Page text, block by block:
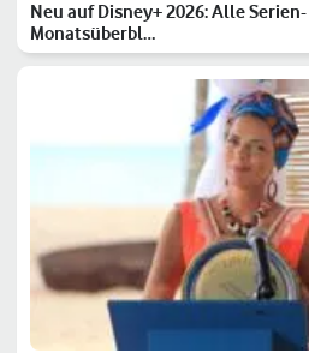
Neu auf Disney+ 2026: Alle
Monatsüberbl…